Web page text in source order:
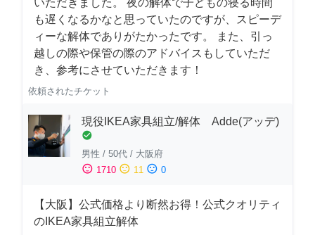
も遅くなるかなと思っていたのですが、スピーデ
ィーな解体でありがたかったです。 また、引っ
越しの際や保管の際のアドバイスもしていただ
き、参考にさせていただきます！
依頼されたチケット
現役IKEA家具組立/解体 Adde(アッデ)
check_circle
男性 / 50代 / 大阪府
sentiment_satisfied 1710 sentiment_neutral 11 sentiment_dissatisfied 0
【大阪】公式価格より断然お得！公式クオリティ
のIKEA家具組立解体